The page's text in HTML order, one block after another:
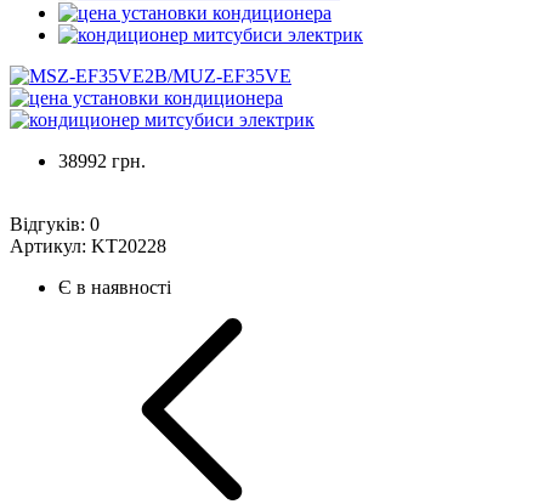
38992 грн.
Відгуків: 0
Артикул: KT20228
Є в наявності